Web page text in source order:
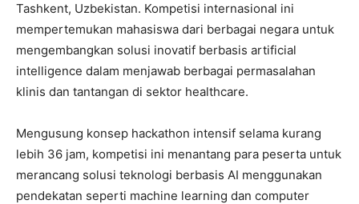
Tashkent, Uzbekistan. Kompetisi internasional ini
mempertemukan mahasiswa dari berbagai negara untuk
mengembangkan solusi inovatif berbasis artificial
intelligence dalam menjawab berbagai permasalahan
klinis dan tantangan di sektor healthcare.
Mengusung konsep hackathon intensif selama kurang
lebih 36 jam, kompetisi ini menantang para peserta untuk
merancang solusi teknologi berbasis AI menggunakan
pendekatan seperti machine learning dan computer